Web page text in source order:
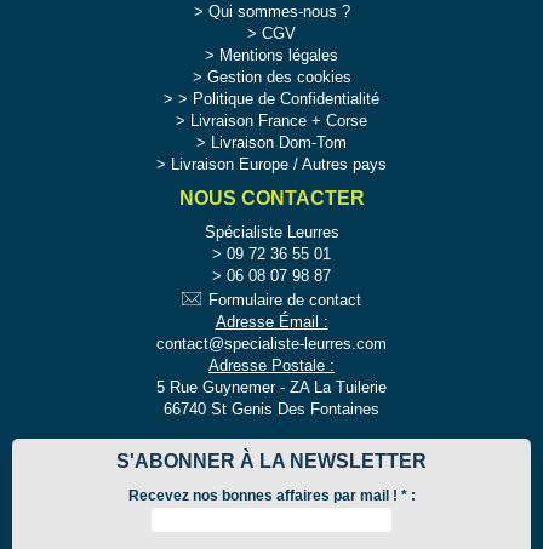
Qui sommes-nous ?
CGV
Mentions légales
Gestion des cookies
>
Politique de Confidentialité
Livraison France + Corse
Livraison Dom-Tom
Livraison Europe / Autres pays
NOUS CONTACTER
Spécialiste Leurres
09 72 36 55 01
06 08 07 98 87
Formulaire de contact
Adresse Émail :
contact@specialiste-leurres.com
Adresse Postale :
5 Rue Guynemer - ZA La Tuilerie
66740 St Genis Des Fontaines
S'ABONNER À LA NEWSLETTER
Recevez nos bonnes affaires par mail ! *: